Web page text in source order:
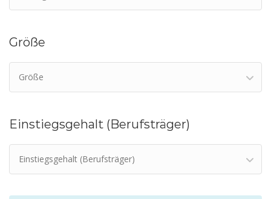
Größe
Größe
Einstiegsgehalt (Berufsträger)
Einstiegsgehalt (Berufsträger)